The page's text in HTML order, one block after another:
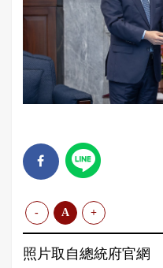
- A +
照片取自總統府官網